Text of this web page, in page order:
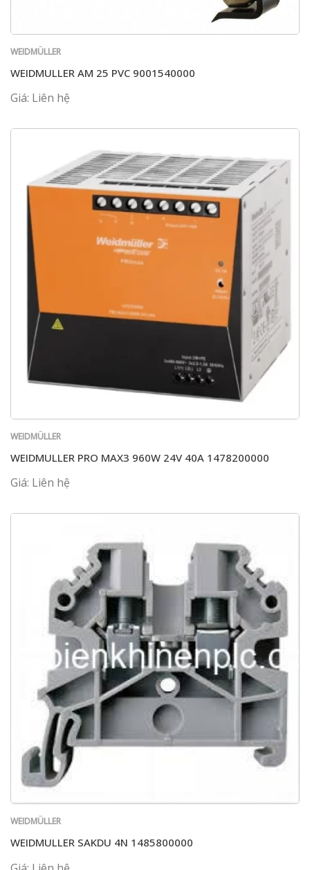
WEIDMÜLLER
WEIDMULLER AM 25 PVC 9001540000
Giá: Liên hệ
WEIDMÜLLER
WEIDMULLER PRO MAX3 960W 24V 40A 1478200000
Giá: Liên hệ
WEIDMÜLLER
WEIDMULLER SAKDU 4N 1485800000